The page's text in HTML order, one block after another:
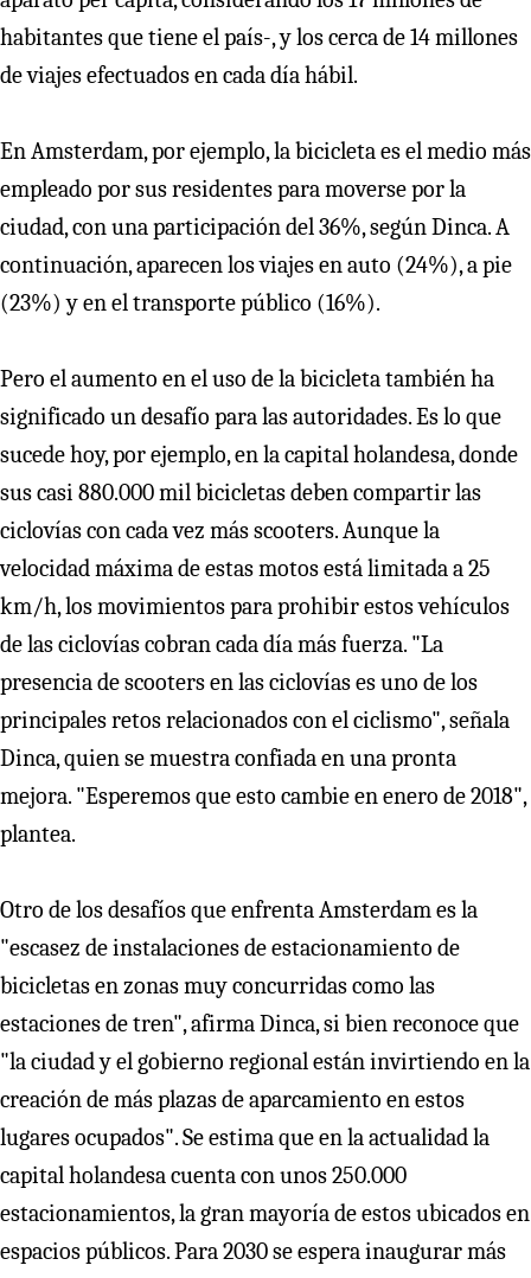
habitantes que tiene el país-, y los cerca de 14 millones
de viajes efectuados en cada día hábil.
En Amsterdam, por ejemplo, la bicicleta es el medio más
empleado por sus residentes para moverse por la
ciudad, con una participación del 36%, según Dinca. A
continuación, aparecen los viajes en auto (24%), a pie
(23%) y en el transporte público (16%).
Pero el aumento en el uso de la bicicleta también ha
significado un desafío para las autoridades. Es lo que
sucede hoy, por ejemplo, en la capital holandesa, donde
sus casi 880.000 mil bicicletas deben compartir las
ciclovías con cada vez más scooters. Aunque la
velocidad máxima de estas motos está limitada a 25
km/h, los movimientos para prohibir estos vehículos
de las ciclovías cobran cada día más fuerza. "La
presencia de scooters en las ciclovías es uno de los
principales retos relacionados con el ciclismo", señala
Dinca, quien se muestra confiada en una pronta
mejora. "Esperemos que esto cambie en enero de 2018",
plantea.
Otro de los desafíos que enfrenta Amsterdam es la
"escasez de instalaciones de estacionamiento de
bicicletas en zonas muy concurridas como las
estaciones de tren", afirma Dinca, si bien reconoce que
"la ciudad y el gobierno regional están invirtiendo en la
creación de más plazas de aparcamiento en estos
lugares ocupados". Se estima que en la actualidad la
capital holandesa cuenta con unos 250.000
estacionamientos, la gran mayoría de estos ubicados en
espacios públicos. Para 2030 se espera inaugurar más